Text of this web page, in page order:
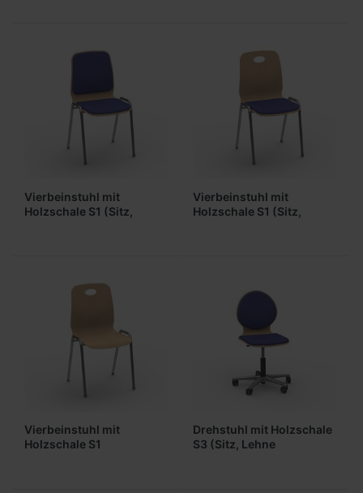
Vierbeinstuhl mit
Holzschale S1 (Sitz,
Vierbeinstuhl mit
Holzschale S1 (Sitz,
Vierbeinstuhl mit
Holzschale S1
Drehstuhl mit Holzschale
S3 (Sitz, Lehne